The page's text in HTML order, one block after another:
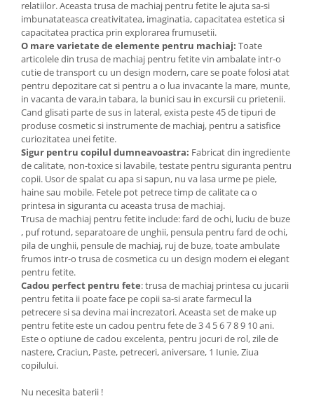
relatiilor. Aceasta trusa de machiaj pentru fetite le ajuta sa-si
imbunatateasca creativitatea, imaginatia, capacitatea estetica si
capacitatea practica prin explorarea frumusetii.
O mare varietate de elemente pentru machiaj: Toate
articolele din trusa de machiaj pentru fetite vin ambalate intr-o
cutie de transport cu un design modern, care se poate folosi atat
pentru depozitare cat si pentru a o lua invacante la mare, munte,
in vacanta de vara,in tabara, la bunici sau in excursii cu prietenii.
Cand glisati parte de sus in lateral, exista peste 45 de tipuri de
produse cosmetic si instrumente de machiaj, pentru a satisfice
curiozitatea unei fetite.
Sigur pentru copilul dumneavoastra: Fabricat din ingrediente
de calitate, non-toxice si lavabile, testate pentru siguranta pentru
copii. Usor de spalat cu apa si sapun, nu va lasa urme pe piele,
haine sau mobile. Fetele pot petrece timp de calitate ca o
printesa in siguranta cu aceasta trusa de machiaj.
Trusa de machiaj pentru fetite include: fard de ochi, luciu de buze
, puf rotund, separatoare de unghii, pensula pentru fard de ochi,
pila de unghii, pensule de machiaj, ruj de buze, toate ambulate
frumos intr-o trusa de cosmetica cu un design modern ei elegant
pentru fetite.
Cadou perfect pentru fete: trusa de machiaj printesa cu jucarii
pentru fetita ii poate face pe copii sa-si arate farmecul la
petrecere si sa devina mai increzatori. Aceasta set de make up
pentru fetite este un cadou pentru fete de 3 4 5 6 7 8 9 10 ani.
Este o optiune de cadou excelenta, pentru jocuri de rol, zile de
nastere, Craciun, Paste, petreceri, aniversare, 1 Iunie, Ziua
copilului.
Nu necesita baterii !